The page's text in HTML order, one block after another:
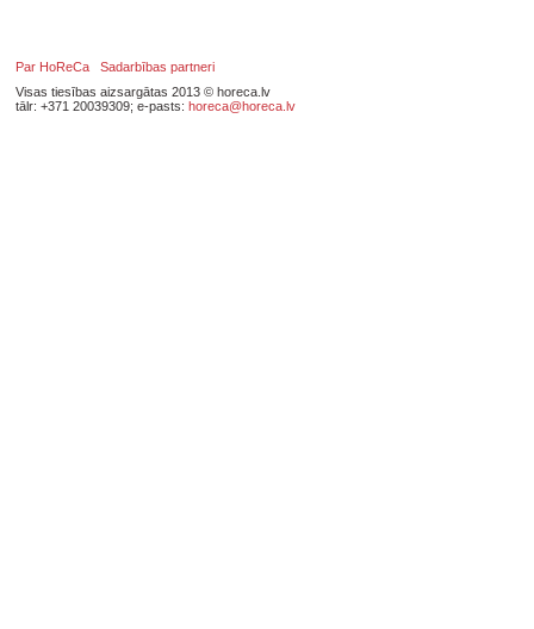
Par HoReCa
Sadarbības partneri
Visas tiesības aizsargātas 2013 © horeca.lv
tālr: +371 20039309; e-pasts: horeca@horeca.lv